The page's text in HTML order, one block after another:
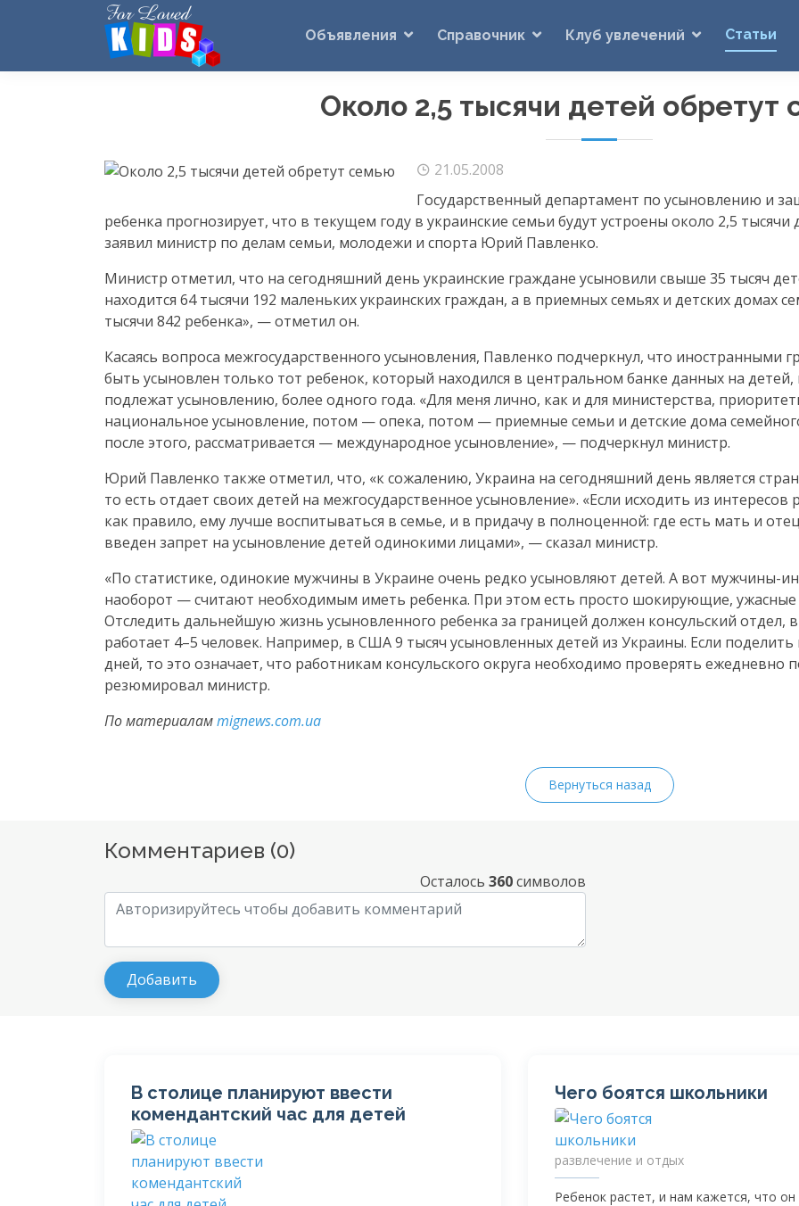
Объявления Справочник Клуб увлечений Статьи
Около 2,5 тысячи детей обретут
21.05.2008
Государственный департамент по усыновлению и
ребенка прогнозирует, что в текущем году в украинские семьи будут устроены около 2,5 тысячи
заявил министр по делам семьи, молодежи и спорта Юрий Павленко.
Министр отметил, что на сегодняшний день украинские граждане усыновили свыше 35 тысяч
находится 64 тысячи 192 маленьких украинских граждан, а в приемных семьях и детских домах
тысячи 842 ребенка», — отметил он.
Касаясь вопроса межгосударственного усыновления, Павленко подчеркнул, что иностранными
быть усыновлен только тот ребенок, который находился в центральном банке данных на
подлежат усыновлению, более одного года. «Для меня лично, как и для министерства,
национальное усыновление, потом — опека, потом — приемные семьи и детские дома
после этого, рассматривается — международное усыновление», — подчеркнул министр.
Юрий Павленко также отметил, что, «к сожалению, Украина на сегодняшний день является
то есть отдает своих детей на межгосударственное усыновление». «Если исходить из интересов
как правило, ему лучше воспитываться в семье, и в придачу в полноценной: где есть мать и
введен запрет на усыновление детей одинокими лицами», — сказал министр.
«По статистике, одинокие мужчины в Украине очень редко усыновляют детей. А вот мужчины-
наоборот — считают необходимым иметь ребенка. При этом есть просто шокирующие,
Отследить дальнейшую жизнь усыновленного ребенка за границей должен консульский отдел,
работает 4–5 человек. Например, в США 9 тысяч усыновленных детей из Украины. Если поделить
дней, то это означает, что работникам консульского округа необходимо проверять ежедневно
резюмировал министр.
По материаламmignews.com.ua
Вернуться назад
Комментариев (0)
Осталось 360символов
В столице планируют ввести
комендантский час для детей
Чего боятся школьники
развлечение и отдых
Ребенок растет, и нам кажется, что он